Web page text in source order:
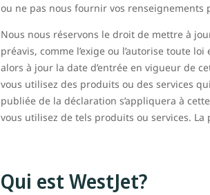
ou ne pas nous fournir vos renseignements
Nous nous réservons le droit de mettre à
préavis, comme l’exige ou l’autorise toute
alors à jour la date d’entrée en vigueur de
vous utilisez des produits ou des services
publiée de la déclaration s’appliquera à
vous utilisez de tels produits ou services. La
Qui est WestJet?